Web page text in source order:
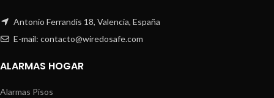
Antonio Ferrandis 18, Valencia, España
E-mail: contacto@wiredosafe.com
ALARMAS HOGAR
Alarmas Pisos